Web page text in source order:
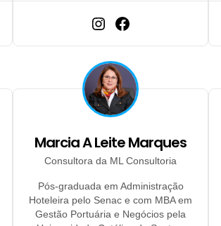
Marcia A Leite Marques
Consultora da ML Consultoria
Pós-graduada em Administração
Hoteleira pelo Senac e com MBA em
Gestão Portuária e Negócios pela